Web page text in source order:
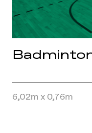
6,02m x 0,76m